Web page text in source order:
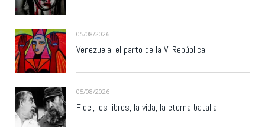
05/08/2026
Venezuela: el parto de la VI República
05/08/2026
Fidel, los libros, la vida, la eterna batalla